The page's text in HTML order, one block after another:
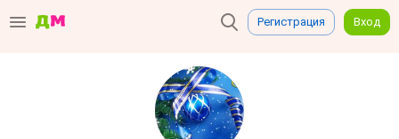
Регистрация Вход